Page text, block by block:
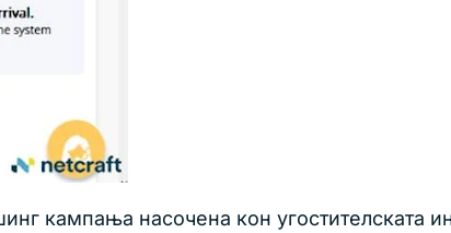
кампања насочена кон угостителската